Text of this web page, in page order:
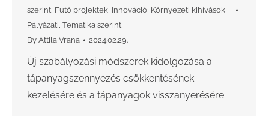
szerint, Futó projektek, Innováció, Környezeti kihívások,
Pályázati, Tematika szerint
By Attila Vrana 2024.02.29.
Új szabályozási módszerek kidolgozása a
tápanyagszennyezés csökkentésének
kezelésére és a tápanyagok visszanyerésére